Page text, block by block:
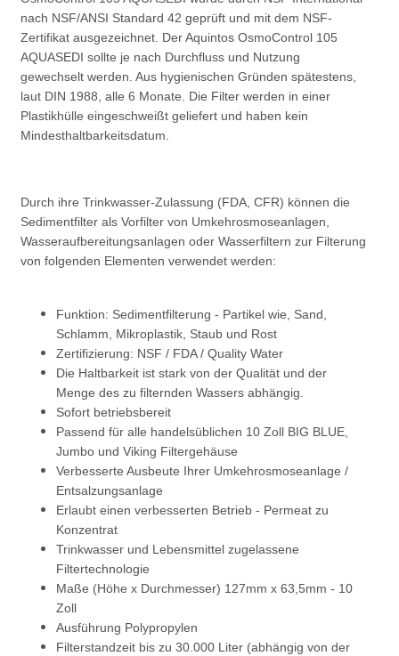
nach NSF/ANSI Standard 42 geprüft und mit dem NSF-
Zertifikat ausgezeichnet. Der Aquintos OsmoControl 105
AQUASEDI sollte je nach Durchfluss und Nutzung
gewechselt werden. Aus hygienischen Gründen spätestens,
laut DIN 1988, alle 6 Monate. Die Filter werden in einer
Plastikhülle eingeschweißt geliefert und haben kein
Mindesthaltbarkeitsdatum.
Durch ihre Trinkwasser-Zulassung (FDA, CFR) können die
Sedimentfilter als Vorfilter von Umkehrosmoseanlagen,
Wasseraufbereitungsanlagen oder Wasserfiltern zur Filterung
von folgenden Elementen verwendet werden:
Funktion: Sedimentfilterung - Partikel wie, Sand,
Schlamm, Mikroplastik, Staub und Rost
Zertifizierung: NSF / FDA / Quality Water
Die Haltbarkeit ist stark von der Qualität und der
Menge des zu filternden Wassers abhängig.
Sofort betriebsbereit
Passend für alle handelsüblichen 10 Zoll BIG BLUE,
Jumbo und Viking Filtergehäuse
Verbesserte Ausbeute Ihrer Umkehrosmoseanlage /
Entsalzungsanlage
Erlaubt einen verbesserten Betrieb - Permeat zu
Konzentrat
Trinkwasser und Lebensmittel zugelassene
Filtertechnologie
Maße (Höhe x Durchmesser) 127mm x 63,5mm - 10
Zoll
Ausführung Polypropylen
Filterstandzeit bis zu 30.000 Liter (abhängig von der